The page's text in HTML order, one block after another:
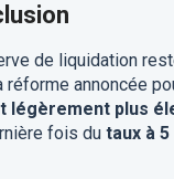
de liquidation
réforme annoncée
légèrement plus
fois du taux à 5